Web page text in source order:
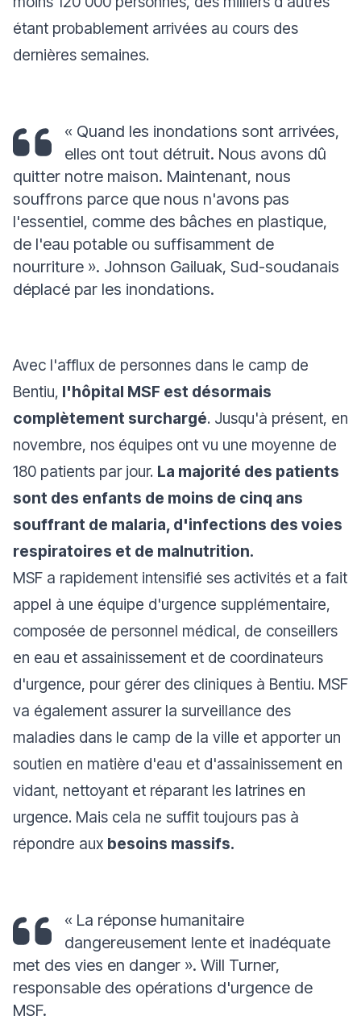
étant probablement arrivées au cours des
dernières semaines.
« Quand les inondations sont arrivées,
elles ont tout détruit. Nous avons dû
quitter notre maison. Maintenant, nous
souffrons parce que nous n'avons pas
l'essentiel, comme des bâches en plastique,
de l'eau potable ou suffisamment de
nourriture ». Johnson Gailuak, Sud-soudanais
déplacé par les inondations.
Avec l'afflux de personnes dans le camp de
Bentiu, l'hôpital MSF est désormais
complètement surchargé. Jusqu'à présent, en
novembre, nos équipes ont vu une moyenne de
180 patients par jour. La majorité des patients
sont des enfants de moins de cinq ans
souffrant de malaria, d'infections des voies
respiratoires et de malnutrition.
MSF a rapidement intensifié ses activités et a fait
appel à une équipe d'urgence supplémentaire,
composée de personnel médical, de conseillers
en eau et assainissement et de coordinateurs
d'urgence, pour gérer des cliniques à Bentiu. MSF
va également assurer la surveillance des
maladies dans le camp de la ville et apporter un
soutien en matière d'eau et d'assainissement en
vidant, nettoyant et réparant les latrines en
urgence. Mais cela ne suffit toujours pas à
répondre aux besoins massifs.
« La réponse humanitaire
dangereusement lente et inadéquate
met des vies en danger ». Will Turner,
responsable des opérations d'urgence de
MSF.